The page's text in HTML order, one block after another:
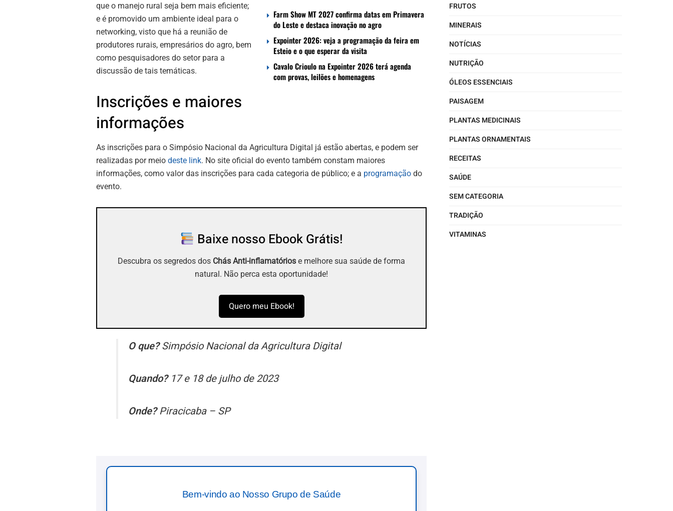
Farm Show MT 2027 confirma datas em Primavera
do Leste e destaca inovação no agro
Expointer 2026: veja a programação da feira em
Esteio e o que esperar da visita
Cavalo Crioulo na Expointer 2026 terá agenda
com provas, leilões e homenagens
que o manejo rural seja bem mais eficiente;
e é promovido um ambiente ideal para o
networking, visto que há a reunião de
produtores rurais, empresários do agro, bem
como pesquisadores do setor para a
discussão de tais temáticas.
Inscrições e maiores
informações
As inscrições para o Simpósio Nacional da Agricultura Digital já estão abertas, e podem ser
realizadas por meio deste link. No site oficial do evento também constam maiores
informações, como valor das inscrições para cada categoria de público; e a programação do
evento.
Baixe nosso Ebook Grátis!
Descubra os segredos dos Chás Anti-inflamatórios e melhore sua saúde de forma
natural. Não perca esta oportunidade!
Quero meu Ebook!
O que?Simpósio Nacional da Agricultura Digital
Quando?17 e 18 de julho de 2023
Onde?Piracicaba – SP
Bem-vindo ao Nosso Grupo de Saúde
FRUTOS
MINERAIS
NOTÍCIAS
NUTRIÇÃO
ÓLEOS ESSENCIAIS
PAISAGEM
PLANTAS MEDICINAIS
PLANTAS ORNAMENTAIS
RECEITAS
SAÚDE
SEM CATEGORIA
TRADIÇÃO
VITAMINAS